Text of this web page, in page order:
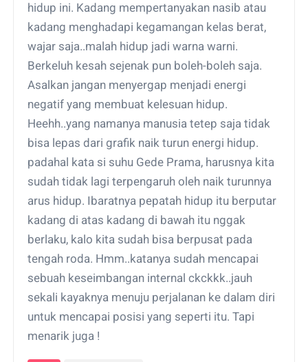
hidup ini. Kadang mempertanyakan nasib atau
kadang menghadapi kegamangan kelas berat,
wajar saja..malah hidup jadi warna warni.
Berkeluh kesah sejenak pun boleh-boleh saja.
Asalkan jangan menyergap menjadi energi
negatif yang membuat kelesuan hidup.
Heehh..yang namanya manusia tetep saja tidak
bisa lepas dari grafik naik turun energi hidup.
padahal kata si suhu Gede Prama, harusnya kita
sudah tidak lagi terpengaruh oleh naik turunnya
arus hidup. Ibaratnya pepatah hidup itu berputar
kadang di atas kadang di bawah itu nggak
berlaku, kalo kita sudah bisa berpusat pada
tengah roda. Hmm..katanya sudah mencapai
sebuah keseimbangan internal ckckkk..jauh
sekali kayaknya menuju perjalanan ke dalam diri
untuk mencapai posisi yang seperti itu. Tapi
menarik juga !